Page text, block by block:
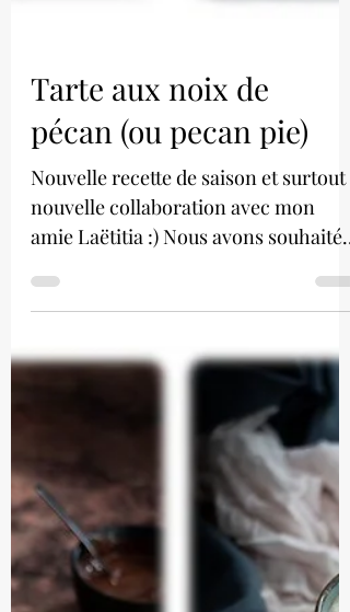
Tarte aux noix de
pécan (ou pecan pie)
Nouvelle recette de saison et surtout
amie Laëtitia :) Nous avons souhaité
partir sur une tarte bien...